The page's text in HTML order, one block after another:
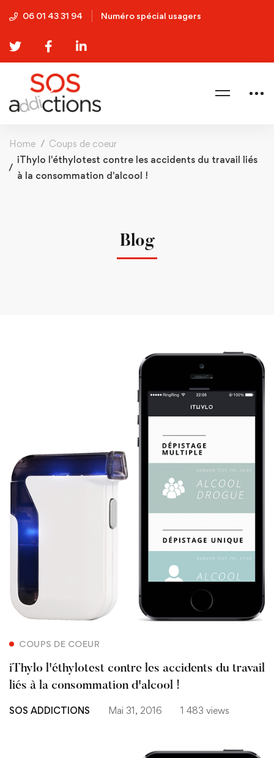
06 01 43 31 94 Numéro spécial usagers
Home
Coups de coeur
iThylo l'éthylotest contre les accidents du travail liés
à la consommation d'alcool !
Blog
COUPS DE COEUR
iThylo l'éthylotest contre les accidents du travail
liés à la consommation d'alcool !
SOS ADDICTIONS Mai 31, 2016 1 483 views